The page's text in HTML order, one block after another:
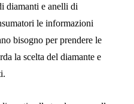
diamanti e anelli di
le informazioni
bisogno per prendere le
la scelta del diamante e